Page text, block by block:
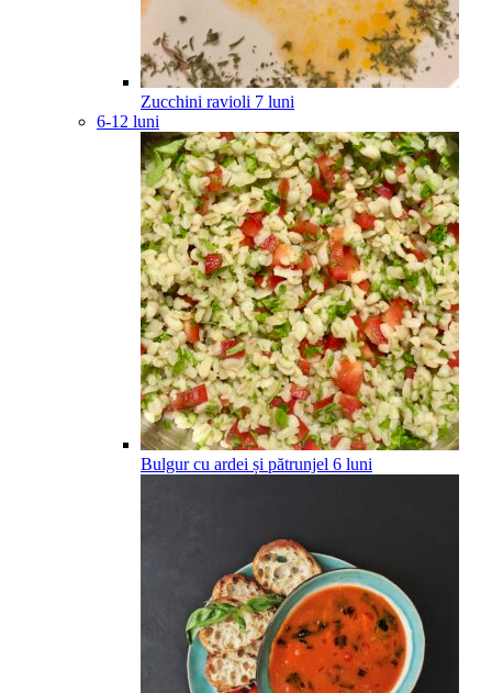
Zucchini ravioli 7 luni
6-12 luni
Bulgur cu ardei și pătrunjel 6 luni